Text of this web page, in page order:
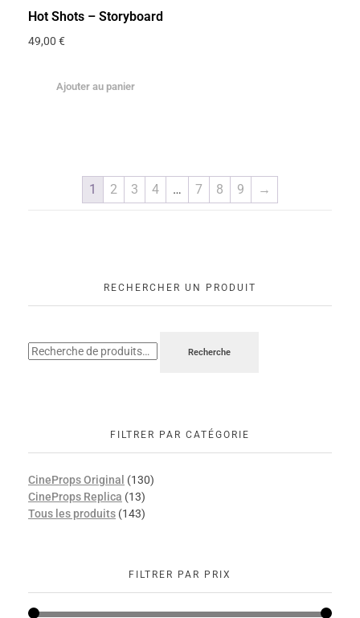
Hot Shots – Storyboard
49,00 €
Ajouter au panier
1 2 3 4 … 7 8 9 →
RECHERCHER UN PRODUIT
Recherche
FILTRER PAR CATÉGORIE
CineProps Original (130)
CineProps Replica (13)
Tous les produits (143)
FILTRER PAR PRIX